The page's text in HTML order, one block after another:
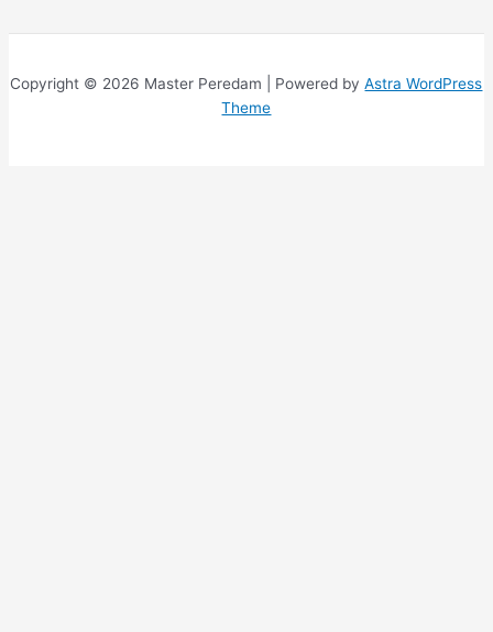
Copyright © 2026 Master Peredam | Powered byAstra WordPress
Theme